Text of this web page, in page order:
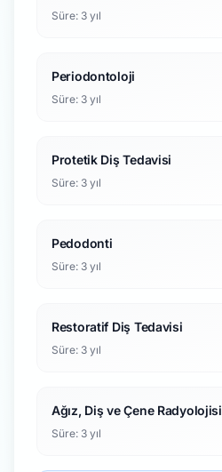
Süre: 3 yıl
Periodontoloji
Süre: 3 yıl
Protetik Diş Tedavisi
Süre: 3 yıl
Pedodonti
Süre: 3 yıl
Restoratif Diş Tedavisi
Süre: 3 yıl
Ağız, Diş ve Çene Radyolojisi
Süre: 3 yıl